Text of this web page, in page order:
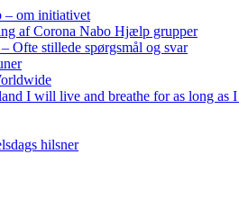
– om initiativet
af Corona Nabo Hjælp grupper
Ofte stillede spørgsmål og svar
I will live and breathe for as long as
hilsner